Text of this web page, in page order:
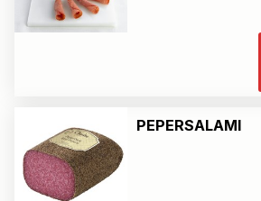
PEPERSALAMI